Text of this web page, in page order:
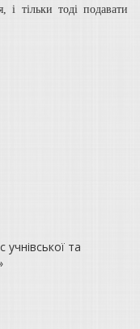
і тільки тоді подавати
та